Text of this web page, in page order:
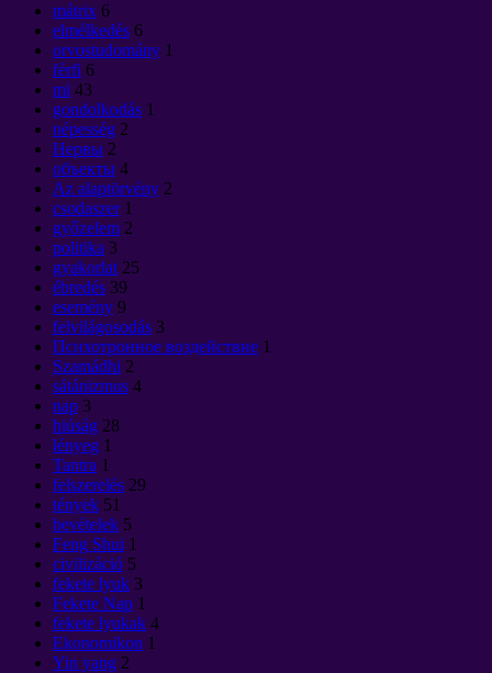
mátrix 6
elmélkedés 6
orvostudomány 1
férfi 6
mi 43
gondolkodás 1
népesség 2
Нервы 2
объекты 4
Az alaptörvény 2
csodaszer 1
győzelem 2
politika 3
gyakorlat 25
ébredés 39
esemény 9
felvilágosodás 3
Психотронное воздействие 1
Szamádhi 2
sátánizmus 4
nap 3
hiúság 28
lényeg 1
Tantra 1
felszerelés 29
tények 51
bevételek 5
Feng Shui 1
civilizáció 5
fekete lyuk 3
Fekete Nap 1
fekete lyukak 4
Ekonomikon 1
Yin yang 2